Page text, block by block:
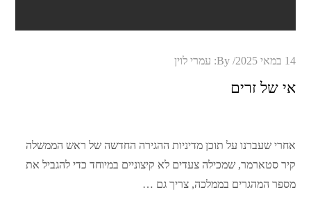
Posted
14 במאי 2025 By: עמרי לוין
אי של זרים
אחרי שעברנו על תוכן מדיניות ההגירה החדשה של ראש הממשלה
קיר סטארמר, שמכילה צעדים לא קיצוניים במיוחד כדי להגביל את
מספר המהגרים בממלכה, צריך גם …